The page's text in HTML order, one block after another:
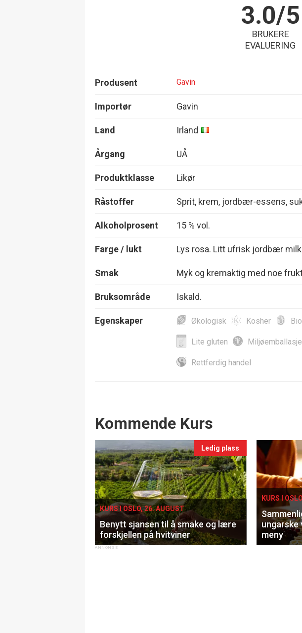
3.0/5
BRUKERE
EVALUERING
Produsent Gavin
Importør Gavin
Land Irland
Årgang UÅ
Produktklasse Likør
Råstoffer Sprit, krem, jordbær-essens,
Alkoholprosent 15 % vol.
Farge / lukt Lys rosa. Litt ufrisk jordbær
Smak Myk og kremaktig med noe
Bruksområde Iskald.
Egenskaper Økologisk Kosher
Lite gluten Miljøemballasje
Rettferdig handel
Events
Kommende Kurs
Ledig plass
KURS I OSLO, 26. AUGUST
Benytt sjansen til å smake og lære
forskjellen på hvitviner
KURS I
ungarske
meny